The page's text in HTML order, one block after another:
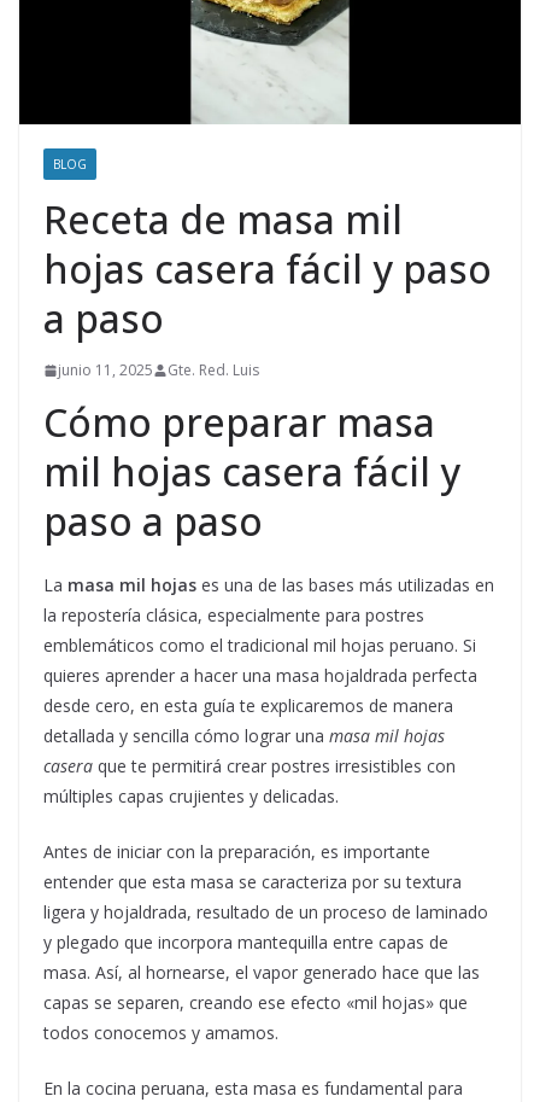
BLOG
Receta de masa mil
hojas casera fácil y paso
a paso
junio 11, 2025 Gte. Red. Luis
Cómo preparar masa
mil hojas casera fácil y
paso a paso
La masa mil hojas es una de las bases más utilizadas en
la repostería clásica, especialmente para postres
emblemáticos como el tradicional mil hojas peruano. Si
quieres aprender a hacer una masa hojaldrada perfecta
desde cero, en esta guía te explicaremos de manera
detallada y sencilla cómo lograr una masa mil hojas
casera que te permitirá crear postres irresistibles con
múltiples capas crujientes y delicadas.
Antes de iniciar con la preparación, es importante
entender que esta masa se caracteriza por su textura
ligera y hojaldrada, resultado de un proceso de laminado
y plegado que incorpora mantequilla entre capas de
masa. Así, al hornearse, el vapor generado hace que las
capas se separen, creando ese efecto «mil hojas» que
todos conocemos y amamos.
En la cocina peruana, esta masa es fundamental para